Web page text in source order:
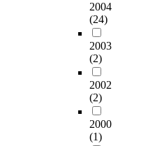
2004
(24)
2003
(2)
2002
(2)
2000
(1)